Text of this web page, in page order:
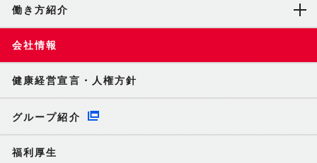
働き方紹介
会社情報
健康経営宣言・人権方針
グループ紹介
福利厚生